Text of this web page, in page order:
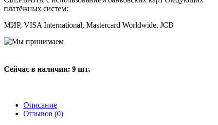
платёжных систем:
МИР, VISA International, Mastercard Worldwide, JCB
Сейчас в наличии: 9 шт.
Описание
Отзывов (0)